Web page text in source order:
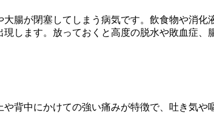
腸が閉塞してしまう病気です。飲食物や消化
します。放っておくと高度の脱水や敗血症、
背中にかけての強い痛みが特徴で、吐き気や